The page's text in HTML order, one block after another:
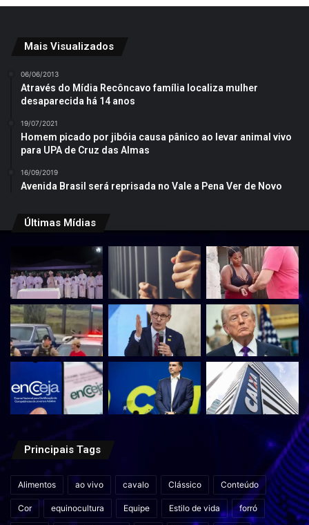
Mais Visualizados
06/06/2013
Através do Mídia Recôncavo família localiza mulher
desaparecida há 14 anos
19/07/2021
Homem picado por jibóia causa pânico ao levar animal vivo
para UPA de Cruz das Almas
16/09/2019
Avenida Brasil será reprisada no Vale a Pena Ver de Novo
Últimas Mídias
Principais Tags
Alimentos ao vivo cavalo Clássico Conteúdo
Cor equinocultura Equipe Estilo de vida forró